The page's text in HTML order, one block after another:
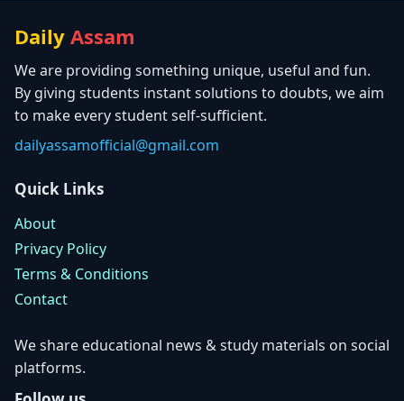
Daily Assam
We are providing something unique, useful and fun.
By giving students instant solutions to doubts, we aim
to make every student self-sufficient.
dailyassamofficial@gmail.com
Quick Links
About
Privacy Policy
Terms & Conditions
Contact
We share educational news & study materials on social
platforms.